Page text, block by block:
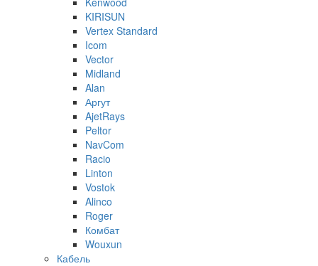
KIRISUN
Vertex Standard
Icom
Vector
Midland
Alan
Аргут
AjetRays
Peltor
NavCom
Racio
Linton
Vostok
Alinco
Roger
Комбат
Wouxun
Кабель